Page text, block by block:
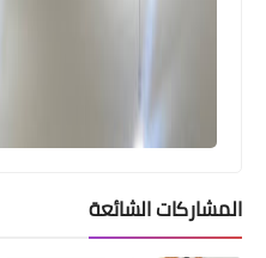
المشاركات الشائعة